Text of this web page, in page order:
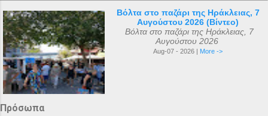
Βόλτα στο παζάρι της Ηράκλειας, 7
Αυγούστου 2026 (Βίντεο)
Βόλτα στο παζάρι της Ηράκλειας, 7
Αυγούστου 2026
Aug-07 - 2026 | More ->
Πρόσωπα